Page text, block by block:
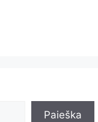
Paieška